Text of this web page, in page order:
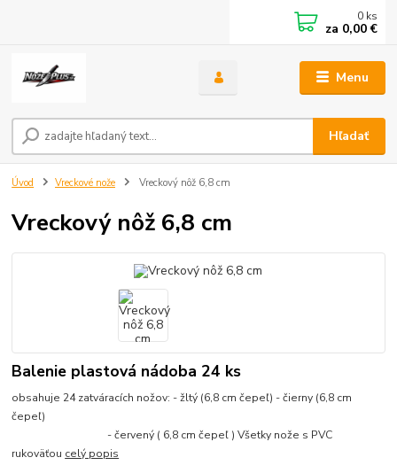
Menu
Hľadať
0 ks
za 0,00 €
Úvod Vreckové nože Vreckový nôž 6,8 cm
Vreckový nôž 6,8 cm
Balenie plastová nádoba 24 ks
obsahuje 24 zatváracích nožov: - žltý (6,8 cm čepeľ) - čierny (6,8 cm
čepeľ)
- červený ( 6,8 cm čepeľ ) Všetky nože s PVC
rukoväťou celý popis